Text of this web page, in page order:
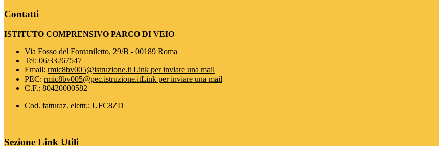
Contatti
ISTITUTO COMPRENSIVO PARCO DI VEIO
Via Fosso del Fontaniletto, 29/B - 00189 Roma
Tel: 06/33267547
Email: rmic8bv005@istruzione.it Link per inviare una mail
PEC: rmic8bv005@pec.istruzione.itLink per inviare una mail
C.F.: 80420000582
Cod. fatturaz. elettr.: UFC8ZD
Sezione Link Utili